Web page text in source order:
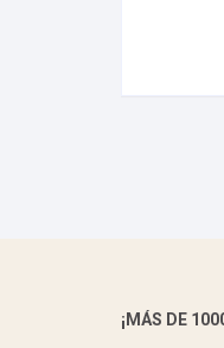
¡MÁS DE